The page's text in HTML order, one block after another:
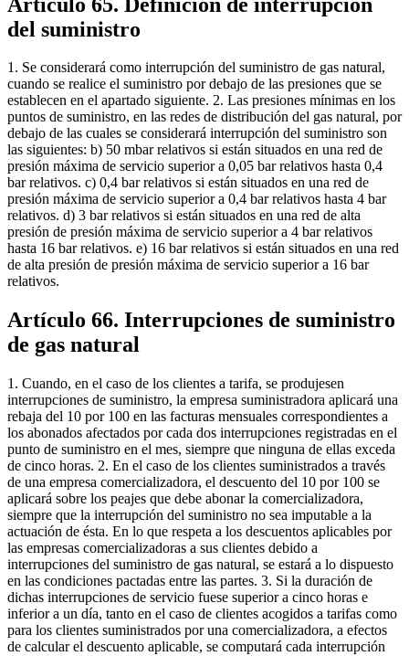
del suministro
1. Se considerará como interrupción del suministro de gas natural,
cuando se realice el suministro por debajo de las presiones que se
establecen en el apartado siguiente. 2. Las presiones mínimas en los
puntos de suministro, en las redes de distribución del gas natural, por
debajo de las cuales se considerará interrupción del suministro son
las siguientes: b) 50 mbar relativos si están situados en una red de
presión máxima de servicio superior a 0,05 bar relativos hasta 0,4
bar relativos. c) 0,4 bar relativos si están situados en una red de
presión máxima de servicio superior a 0,4 bar relativos hasta 4 bar
relativos. d) 3 bar relativos si están situados en una red de alta
presión de presión máxima de servicio superior a 4 bar relativos
hasta 16 bar relativos. e) 16 bar relativos si están situados en una red
de alta presión de presión máxima de servicio superior a 16 bar
relativos.
Artículo 66. Interrupciones de suministro
de gas natural
1. Cuando, en el caso de los clientes a tarifa, se produjesen
interrupciones de suministro, la empresa suministradora aplicará una
rebaja del 10 por 100 en las facturas mensuales correspondientes a
los abonados afectados por cada dos interrupciones registradas en el
punto de suministro en el mes, siempre que ninguna de ellas exceda
de cinco horas. 2. En el caso de los clientes suministrados a través
de una empresa comercializadora, el descuento del 10 por 100 se
aplicará sobre los peajes que debe abonar la comercializadora,
siempre que la interrupción del suministro no sea imputable a la
actuación de ésta. En lo que respeta a los descuentos aplicables por
las empresas comercializadoras a sus clientes debido a
interrupciones del suministro de gas natural, se estará a lo dispuesto
en las condiciones pactadas entre las partes. 3. Si la duración de
dichas interrupciones de servicio fuese superior a cinco horas e
inferior a un día, tanto en el caso de clientes acogidos a tarifas como
para los clientes suministrados por una comercializadora, a efectos
de calcular el descuento aplicable, se computará cada interrupción